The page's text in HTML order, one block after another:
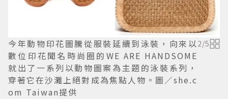
今年動物印花圖騰從服裝延續到泳裝，向來以
數位印花聞名時尚圈的WE ARE HANDSOME
就出了一系列以動物圖案為主題的泳裝系列，
穿著它在沙灘上絕對成為焦點人物。圖／she.c
om Taiwan提供
2/5